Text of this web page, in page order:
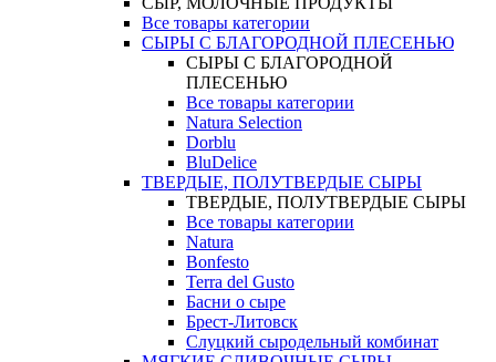
Все товары категории
СЫРЫ С БЛАГОРОДНОЙ ПЛЕСЕНЬЮ
СЫРЫ С БЛАГОРОДНОЙ
ПЛЕСЕНЬЮ
Все товары категории
Natura Selection
Dorblu
BluDelice
ТВЕРДЫЕ, ПОЛУТВЕРДЫЕ СЫРЫ
ТВЕРДЫЕ, ПОЛУТВЕРДЫЕ СЫРЫ
Все товары категории
Natura
Bonfesto
Terra del Gusto
Басни о сыре
Брест-Литовск
Слуцкий сыродельный комбинат